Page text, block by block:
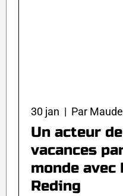
30 jan | Par
Un acteur
vacances
monde avec
Reding